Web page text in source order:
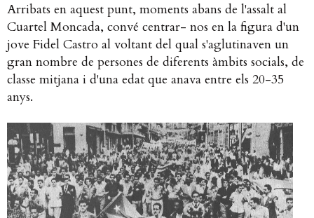
Arribats en aquest punt, moments abans de l'assalt al
Cuartel Moncada, convé centrar- nos en la figura d'un
jove Fidel Castro al voltant del qual s'aglutinaven un
gran nombre de persones de diferents àmbits socials, de
classe mitjana i d'una edat que anava entre els 20-35
anys.